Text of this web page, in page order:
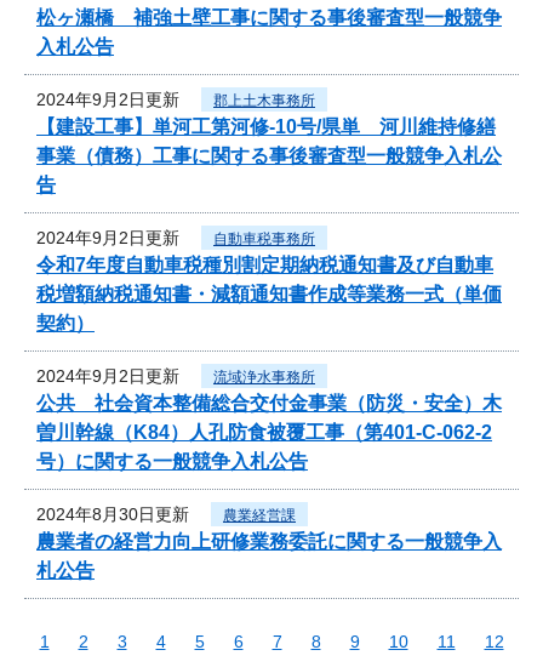
松ヶ瀬橋 補強土壁工事に関する事後審査型一般競争
入札公告
2024年9月2日更新 郡上土木事務所
【建設工事】単河工第河修-10号/県単 河川維持修繕
事業（債務）工事に関する事後審査型一般競争入札公
告
2024年9月2日更新 自動車税事務所
令和7年度自動車税種別割定期納税通知書及び自動車
税増額納税通知書・減額通知書作成等業務一式（単価
契約）
2024年9月2日更新 流域浄水事務所
公共 社会資本整備総合交付金事業（防災・安全）木
曽川幹線（K84）人孔防食被覆工事（第401-C-062-2
号）に関する一般競争入札公告
2024年8月30日更新 農業経営課
農業者の経営力向上研修業務委託に関する一般競争入
札公告
1 2 3 4 5 6 7 8 9 10 11
12